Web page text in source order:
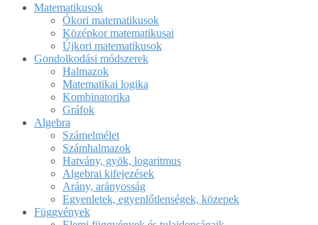
Matematikusok
Ókori matematikusok
Középkor matematikusai
Újkori matematikusok
Gondolkodási módszerek
Halmazok
Matematikai logika
Kombinatorika
Gráfok
Algebra
Számelmélet
Számhalmazok
Hatvány, gyök, logaritmus
Algebrai kifejezések
Arány, arányosság
Egyenletek, egyenlőtlenségek, közepek
Függvények